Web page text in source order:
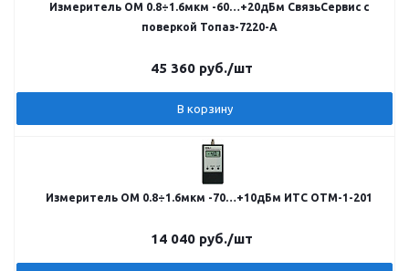
Измеритель ОМ 0.8÷1.6мкм -60…+20дБм СвязьСервис с
поверкой Топаз-7220-A
45 360руб./шт
В корзину
Измеритель ОМ 0.8÷1.6мкм -70…+10дБм ИТС ОТМ-1-201
14 040руб./шт